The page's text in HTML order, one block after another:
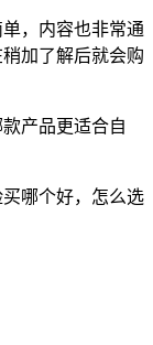
，内容也非常通
加了解后就会购
产品更适合自
哪个好，怎么选